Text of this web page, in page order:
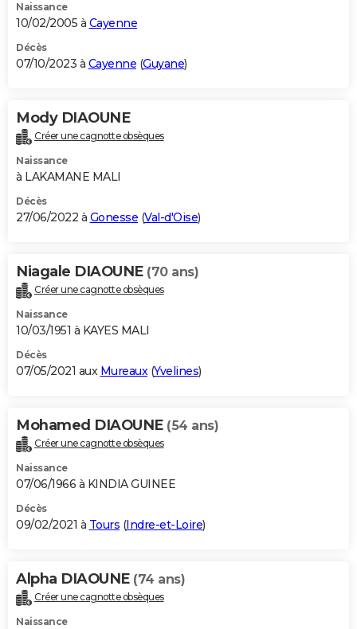
Naissance
10/02/2005 à Cayenne
Décès
07/10/2023 à Cayenne (Guyane)
Mody DIAOUNE
Créer une cagnotte obsèques
Naissance
à LAKAMANE MALI
Décès
27/06/2022 à Gonesse (Val-d'Oise)
Niagale DIAOUNE (70 ans)
Créer une cagnotte obsèques
Naissance
10/03/1951 à KAYES MALI
Décès
07/05/2021 aux Mureaux(Yvelines)
Mohamed DIAOUNE (54 ans)
Créer une cagnotte obsèques
Naissance
07/06/1966 à KINDIA GUINEE
Décès
09/02/2021 à Tours (Indre-et-Loire)
Alpha DIAOUNE (74 ans)
Créer une cagnotte obsèques
Naissance